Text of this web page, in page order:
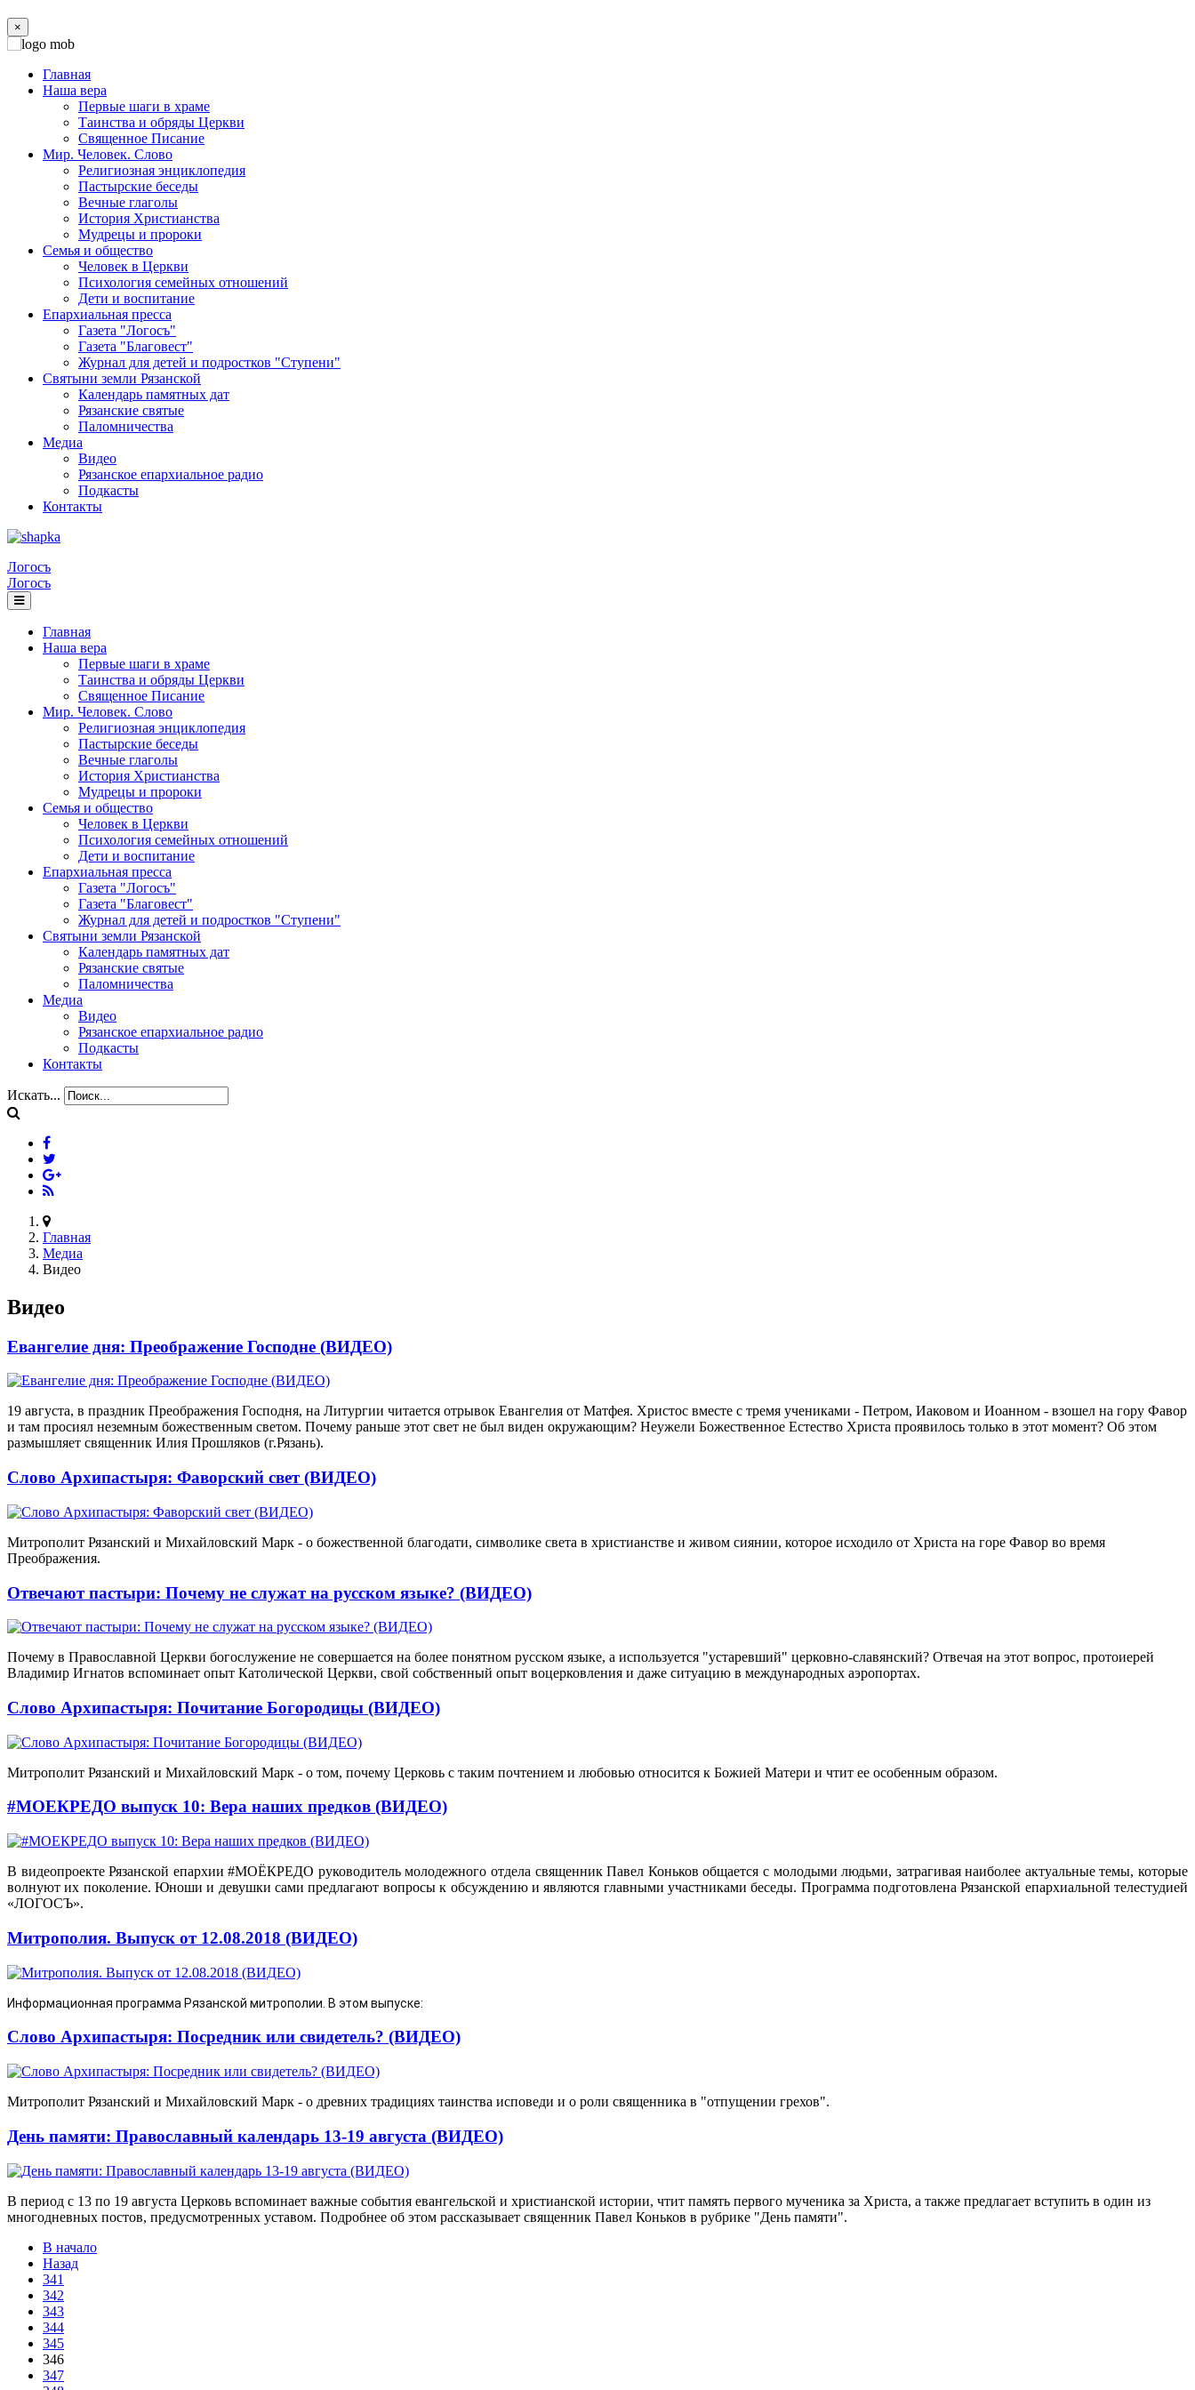
×
Главная
Наша вера
Первые шаги в храме
Таинства и обряды Церкви
Священное Писание
Мир. Человек. Слово
Религиозная энциклопедия
Пастырские беседы
Вечные глаголы
История Христианства
Мудрецы и пророки
Семья и общество
Человек в Церкви
Психология семейных отношений
Дети и воспитание
Епархиальная пресса
Газета "Логосъ"
Газета "Благовест"
Журнал для детей и подростков "Ступени"
Святыни земли Рязанской
Календарь памятных дат
Рязанские святые
Паломничества
Медиа
Видео
Рязанское епархиальное радио
Подкасты
Контакты
Логосъ
Логосъ
Главная
Наша вера
Первые шаги в храме
Таинства и обряды Церкви
Священное Писание
Мир. Человек. Слово
Религиозная энциклопедия
Пастырские беседы
Вечные глаголы
История Христианства
Мудрецы и пророки
Семья и общество
Человек в Церкви
Психология семейных отношений
Дети и воспитание
Епархиальная пресса
Газета "Логосъ"
Газета "Благовест"
Журнал для детей и подростков "Ступени"
Святыни земли Рязанской
Календарь памятных дат
Рязанские святые
Паломничества
Медиа
Видео
Рязанское епархиальное радио
Подкасты
Контакты
Искать...
Главная
Медиа
Видео
Видео
Евангелие дня: Преображение Господне (ВИДЕО)
19 августа, в праздник Преображения Господня, на Литургии читается отрывок Евангелия от Матфея. Христос вместе с тремя учениками - Петром, Иаковом и Иоанном - взошел на гору Фавор
и там просиял неземным божественным светом. Почему раньше этот свет не был виден окружающим? Неужели Божественное Естество Христа проявилось только в этот момент? Об этом
размышляет священник Илия Прошляков (г.Рязань).
Слово Архипастыря: Фаворский свет (ВИДЕО)
Митрополит Рязанский и Михайловский Марк - о божественной благодати, символике света в христианстве и живом сиянии, которое исходило от Христа на горе Фавор во время
Преображения.
Отвечают пастыри: Почему не служат на русском языке? (ВИДЕО)
Почему в Православной Церкви богослужение не совершается на более понятном русском языке, а используется "устаревший" церковно-славянский? Отвечая на этот вопрос, протоиерей
Владимир Игнатов вспоминает опыт Католической Церкви, свой собственный опыт воцерковления и даже ситуацию в международных аэропортах.
Слово Архипастыря: Почитание Богородицы (ВИДЕО)
Митрополит Рязанский и Михайловский Марк - о том, почему Церковь с таким почтением и любовью относится к Божией Матери и чтит ее особенным образом.
#МОЕКРЕДО выпуск 10: Вера наших предков (ВИДЕО)
В видеопроекте Рязанской епархии #МОЁКРЕДО руководитель молодежного отдела священник Павел Коньков общается с молодыми людьми, затрагивая наиболее актуальные темы, которые
волнуют их поколение. Юноши и девушки сами предлагают вопросы к обсуждению и являются главными участниками беседы. Программа подготовлена Рязанской епархиальной телестудией
«ЛОГОСЪ».
Митрополия. Выпуск от 12.08.2018 (ВИДЕО)
Информационная программа Рязанской митрополии. В этом выпуске:
Слово Архипастыря: Посредник или свидетель? (ВИДЕО)
Митрополит Рязанский и Михайловский Марк - о древних традициях таинства исповеди и о роли священника в "отпущении грехов".
День памяти: Православный календарь 13-19 августа (ВИДЕО)
В период с 13 по 19 августа Церковь вспоминает важные события евангельской и христианской истории, чтит память первого мученика за Христа, а также предлагает вступить в один из
многодневных постов, предусмотренных уставом. Подробнее об этом рассказывает священник Павел Коньков в рубрике "День памяти".
В начало
Назад
341
342
343
344
345
346
347